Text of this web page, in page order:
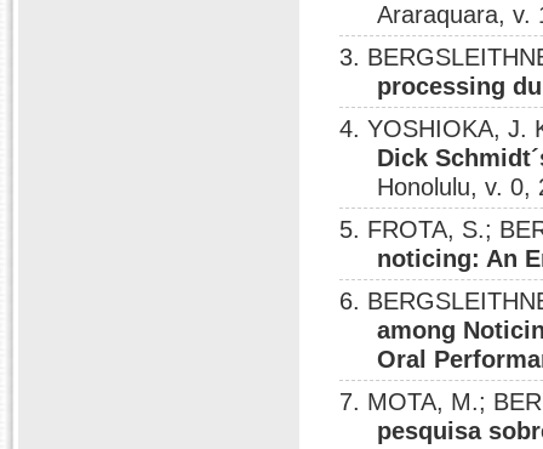
Araraquara, v.
3.
processing
4. YOSHIOKA, J.
Dick
Honolulu, v. 0,
5. FROTA, S.;
noticing: An
6.
among
Oral
7. MOTA, M.;
pesquisa